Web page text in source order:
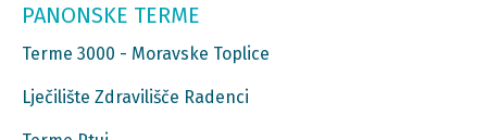
PANONSKE TERME
Terme 3000 - Moravske Toplice
Lječilište Zdravilišče Radenci